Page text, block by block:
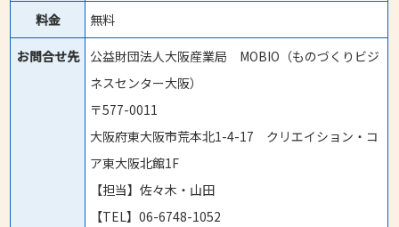
料金 無料
お問合せ先
公益財団法人大阪産業局 MOBIO（ものづくりビジ
ネスセンター大阪）
〒577-0011
大阪府東大阪市荒本北1-4-17 クリエイション・コ
ア東大阪北館1F
【担当】佐々木・山田
【TEL】06-6748-1052